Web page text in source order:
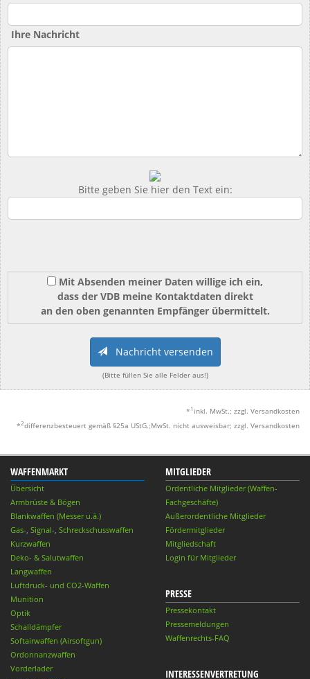
Ihre Nachricht
Bitte geben Sie hier den Text ein:
Mit Absenden meiner Daten willige ich ein,
dass der VDB meine Kontaktdaten direkt
an den oben genannten Empfänger übermittelt.
Nachricht versenden
(Bitte füllen Sie alle Felder aus!)
* 1 inkl. MwSt.; zzgl. Versandkosten
*2differenzbesteuert gemäß §25a UStG.;MwSt. nicht ausweisbar; zzgl. Versandkosten
WAFFENMARKT
Übersicht
Armbrüste & Bögen
Blankwaffen (Messer u.ä.)
Gas-, Signal-, Schreckschusswaffen
Kurzwaffen
Deko- & Salutwaffen
Langwaffen
Luftdruck- und CO2-Waffen
Munition
Optik
Schalldämpfer
Softairwaffen (Airsoftgun)
Ordonnanzwaffen
Vorderlader
MITGLIEDER
Ordentliche Mitglieder (Waffen-
Fachgeschäfte)
Außerordentliche Mitglieder
Fördermitglieder
Mitgliedschaft
Login für Mitglieder
PRESSE
Pressekontakt
Pressemeldungen
Waffenrechts-FAQ
INTERESSENVERTRETUNG